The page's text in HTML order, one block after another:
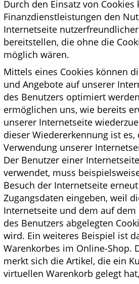
Durch den Einsatz von Cookies
Finanzdienstleistungen den
Internetseite
bereitstellen, die ohne die
möglich wären.
Mittels eines Cookies können
und Angebote auf unserer
des Benutzers optimiert
ermöglichen uns, wie bereits
unserer Internetseite
dieser Wiedererkennung ist
Verwendung unserer
Der Benutzer einer
verwendet, muss
Besuch der Internetseite
Zugangsdaten eingeben, weil
Internetseite und dem auf dem
des Benutzers abgelegten
wird. Ein weiteres Beispiel ist
Warenkorbes im Online-Shop.
merkt sich die Artikel, die ein
virtuellen Warenkorb gelegt